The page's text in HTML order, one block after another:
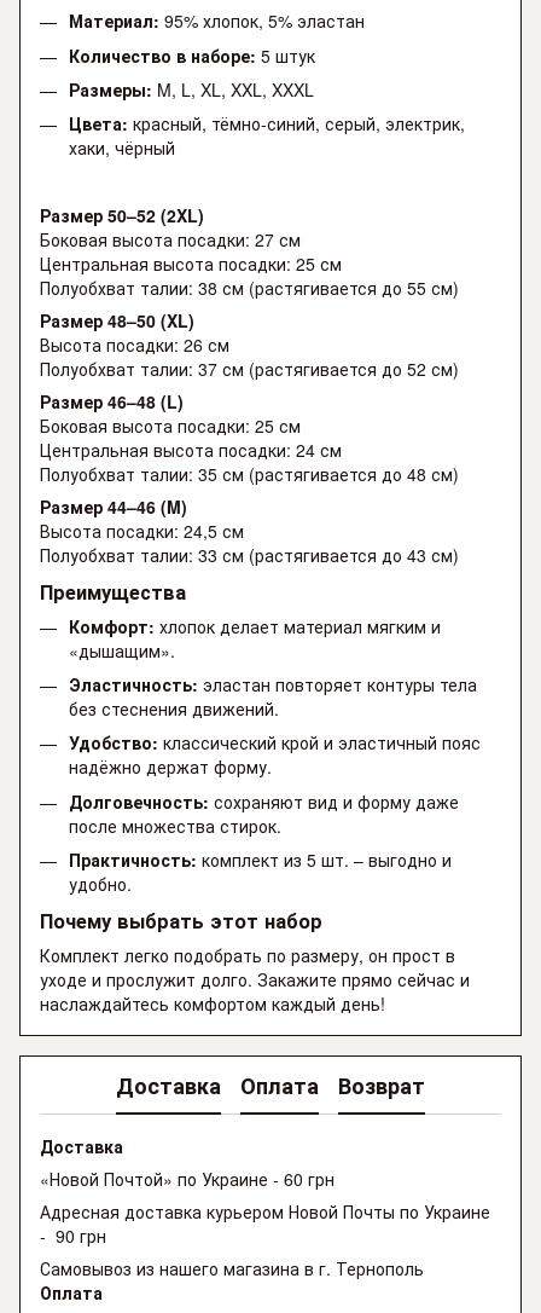
Материал: 95% хлопок, 5% эластан
Количество в наборе: 5 штук
Размеры: M, L, XL, XXL, XXXL
Цвета: красный, тёмно-синий, серый, электрик,
хаки, чёрный
Размер 50–52 (2XL)
Боковая высота посадки: 27 см
Центральная высота посадки: 25 см
Полуобхват талии: 38 см (растягивается до 55 см)
Размер 48–50 (XL)
Высота посадки: 26 см
Полуобхват талии: 37 см (растягивается до 52 см)
Размер 46–48 (L)
Боковая высота посадки: 25 см
Центральная высота посадки: 24 см
Полуобхват талии: 35 см (растягивается до 48 см)
Размер 44–46 (M)
Высота посадки: 24,5 см
Полуобхват талии: 33 см (растягивается до 43 см)
Преимущества
Комфорт: хлопок делает материал мягким и
«дышащим».
Эластичность: эластан повторяет контуры тела
без стеснения движений.
Удобство: классический крой и эластичный пояс
надёжно держат форму.
Долговечность: сохраняют вид и форму даже
после множества стирок.
Практичность: комплект из 5 шт. – выгодно и
удобно.
Почему выбрать этот набор
Комплект легко подобрать по размеру, он прост в
уходе и прослужит долго. Закажите прямо сейчас и
наслаждайтесь комфортом каждый день!
Доставка Оплата Возврат
Доставка
«Новой Почтой» по Украине - 60 грн
Адресная доставка курьером Новой Почты по Украине
- 90 грн
Самовывоз из нашего магазина в г. Тернополь
Оплата